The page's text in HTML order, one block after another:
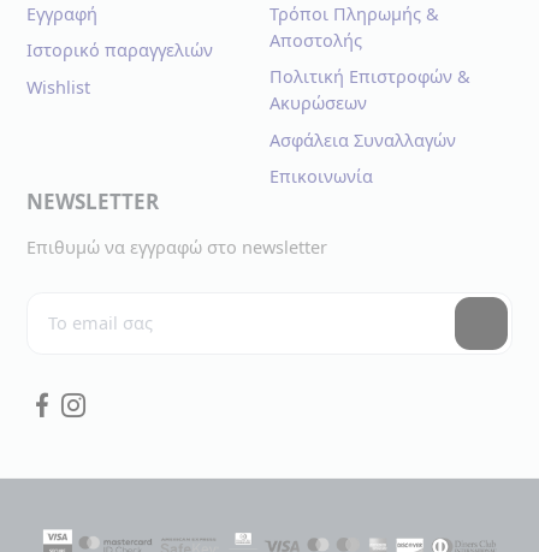
Εγγραφή
Ιστορικό παραγγελιών
Wishlist
Τρόποι Πληρωμής &
Αποστολής
Πολιτική Επιστροφών &
Ακυρώσεων
Ασφάλεια Συναλλαγών
Επικοινωνία
NEWSLETTER
Επιθυμώ να εγγραφώ στο newsletter